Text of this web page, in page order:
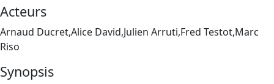
Acteurs
Arnaud Ducret,Alice David,Julien Arruti,Fred Testot,Marc
Riso
Synopsis